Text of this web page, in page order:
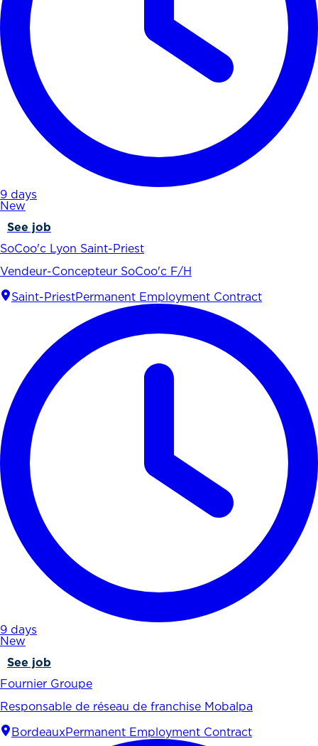
9 days
New
See job
SoCoo'c Lyon Saint-Priest
Vendeur-Concepteur SoCoo'c F/H
Saint-PriestPermanent Employment Contract
9 days
New
See job
Fournier Groupe
Responsable de réseau de franchise Mobalpa
BordeauxPermanent Employment Contract